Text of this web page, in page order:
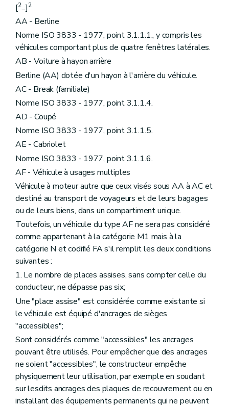
Annexe 1
Annexe 2
Annexe 3
Annexe 4
Annexe 5
Annexe 6
Annexe 8
Annexe 9
Annexe 10
Annexe 11
Annexe 12
[2...]2
AA - Berline
Norme ISO 3833 - 1977, point 3.1.1.1., y compris les
véhicules comportant plus de quatre fenêtres latérales.
AB - Voiture à hayon arrière
Berline (AA) dotée d'un hayon à l'arrière du véhicule.
AC - Break (familiale)
Norme ISO 3833 - 1977, point 3.1.1.4.
AD - Coupé
Norme ISO 3833 - 1977, point 3.1.1.5.
AE - Cabriolet
Norme ISO 3833 - 1977, point 3.1.1.6.
AF - Véhicule à usages multiples
Véhicule à moteur autre que ceux visés sous AA à AC et
destiné au transport de voyageurs et de leurs bagages
ou de leurs biens, dans un compartiment unique.
Toutefois, un véhicule du type AF ne sera pas considéré
comme appartenant à la catégorie M1 mais à la
catégorie N et codifié FA s'il remplit les deux conditions
suivantes :
1. Le nombre de places assises, sans compter celle du
conducteur, ne dépasse pas six;
Une "place assise" est considérée comme existante si
le véhicule est équipé d'ancrages de sièges
"accessibles";
Sont considérés comme "accessibles" les ancrages
pouvant être utilisés. Pour empêcher que des ancrages
ne soient "accessibles", le constructeur empêche
physiquement leur utilisation, par exemple en soudant
sur lesdits ancrages des plaques de recouvrement ou en
installant des équipements permanents qui ne peuvent